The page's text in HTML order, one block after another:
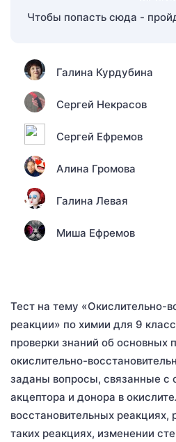
Чтобы попасть сюда -
Галина Курдубина
Сергей Некрасов
Сергей Ефремов
Алина Громова
Галина Левая
Миша Ефремов
Тест на тему «Окислительно-
реакции» по химии для 9
проверки знаний об основных
окислительно-
заданы вопросы, связанные с
акцептора и донора в
восстановительных реакциях,
таких реакциях, изменении